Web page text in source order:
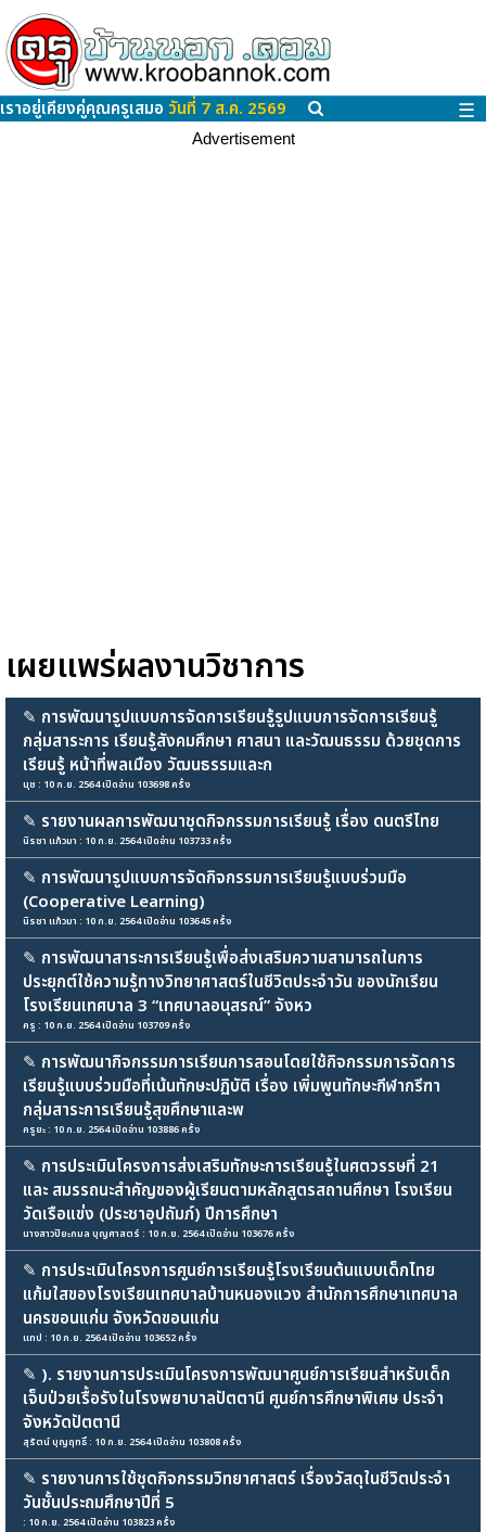
เราอยู่เคียงคู่คุณครูเสมอ วันที่ 7 ส.ค. 2569 ☰
Advertisement
เผยแพร่ผลงานวิชาการ
✎ การพัฒนารูปแบบการจัดการเรียนรู้รูปแบบการจัดการเรียนรู้
กลุ่มสาระการ เรียนรู้สังคมศึกษา ศาสนา และวัฒนธรรม ด้วยชุดการ
เรียนรู้ หน้าที่พลเมือง วัฒนธรรมและก
นุช : 10 ก.ย. 2564 เปิดอ่าน 103698 ครั้ง
✎ รายงานผลการพัฒนาชุดกิจกรรมการเรียนรู้ เรื่อง ดนตรีไทย
นิรชา แก้วมา : 10 ก.ย. 2564 เปิดอ่าน 103733 ครั้ง
✎ การพัฒนารูปแบบการจัดกิจกรรมการเรียนรู้แบบร่วมมือ
(Cooperative Learning)
นิรชา แก้วมา : 10 ก.ย. 2564 เปิดอ่าน 103645 ครั้ง
✎ การพัฒนาสาระการเรียนรู้เพื่อส่งเสริมความสามารถในการ
ประยุกต์ใช้ความรู้ทางวิทยาศาสตร์ในชีวิตประจำวัน ของนักเรียน
โรงเรียนเทศบาล 3 “เทศบาลอนุสรณ์” จังหว
ครู : 10 ก.ย. 2564 เปิดอ่าน 103709 ครั้ง
✎ การพัฒนากิจกรรมการเรียนการสอนโดยใช้กิจกรรมการจัดการ
เรียนรู้แบบร่วมมือที่เน้นทักษะปฏิบัติ เรื่อง เพิ่มพูนทักษะกีฬากรีฑา
กลุ่มสาระการเรียนรู้สุขศึกษาและพ
ครูยะ : 10 ก.ย. 2564 เปิดอ่าน 103886 ครั้ง
✎ การประเมินโครงการส่งเสริมทักษะการเรียนรู้ในศตวรรษที่ 21
และ สมรรถนะสำคัญของผู้เรียนตามหลักสูตรสถานศึกษา โรงเรียน
วัดเรือแข่ง (ประชาอุปถัมภ์) ปีการศึกษา
นางสาวปิยะกมล บุญศาสตร์ : 10 ก.ย. 2564 เปิดอ่าน 103676 ครั้ง
✎ การประเมินโครงการศูนย์การเรียนรู้โรงเรียนต้นแบบเด็กไทย
แก้มใสของโรงเรียนเทศบาลบ้านหนองแวง สำนักการศึกษาเทศบาล
นครขอนแก่น จังหวัดขอนแก่น
แทป : 10 ก.ย. 2564 เปิดอ่าน 103652 ครั้ง
✎ ). รายงานการประเมินโครงการพัฒนาศูนย์การเรียนสำหรับเด็ก
เจ็บป่วยเรื้อรังในโรงพยาบาลปัตตานี ศูนย์การศึกษาพิเศษ ประจำ
จังหวัดปัตตานี
สุรัตน์ บุญฤทธิ์ : 10 ก.ย. 2564 เปิดอ่าน 103808 ครั้ง
✎ รายงานการใช้ชุดกิจกรรมวิทยาศาสตร์ เรื่องวัสดุในชีวิตประจำ
วันชั้นประถมศึกษาปีที่ 5
: 10 ก.ย. 2564 เปิดอ่าน 103823 ครั้ง